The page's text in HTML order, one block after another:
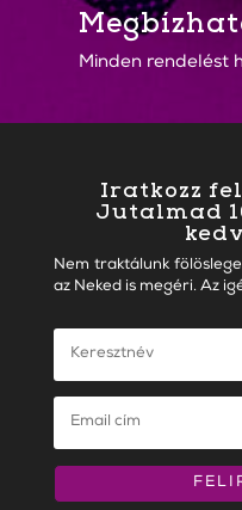
Minden rendelést
Iratkozz
Jutalmad
Nem traktálunk
az Neked is megéri. Az